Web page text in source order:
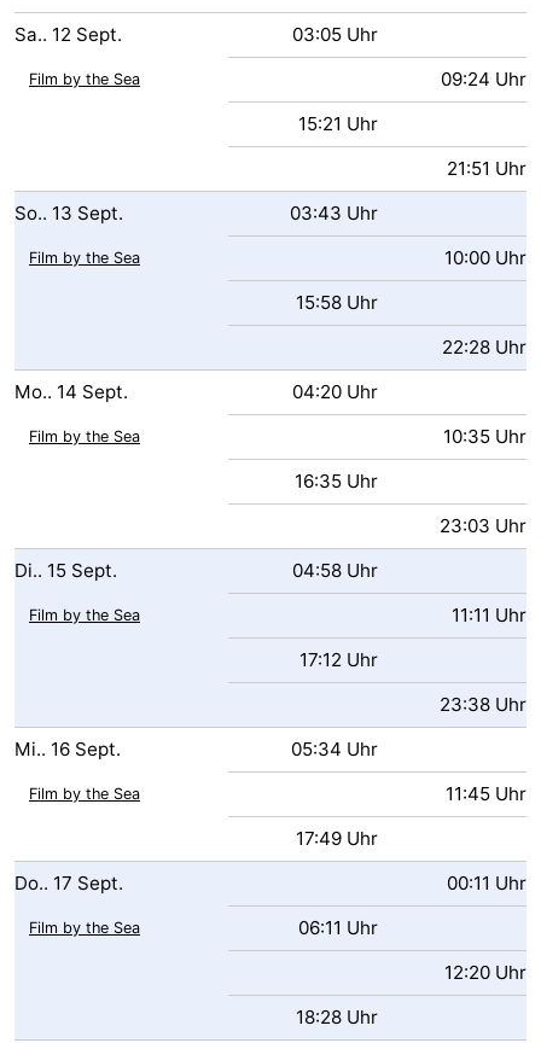
Sa.. 12 Sept. 03:05 Uhr
Film by the Sea
09:24 Uhr
15:21 Uhr
21:51 Uhr
So.. 13 Sept. 03:43 Uhr
Film by the Sea
10:00 Uhr
15:58 Uhr
22:28 Uhr
Mo.. 14 Sept. 04:20 Uhr
Film by the Sea
10:35 Uhr
16:35 Uhr
23:03 Uhr
Di.. 15 Sept. 04:58 Uhr
Film by the Sea
11:11 Uhr
17:12 Uhr
23:38 Uhr
Mi.. 16 Sept. 05:34 Uhr
Film by the Sea
11:45 Uhr
17:49 Uhr
Do.. 17 Sept. 00:11 Uhr
Film by the Sea
06:11 Uhr
12:20 Uhr
18:28 Uhr